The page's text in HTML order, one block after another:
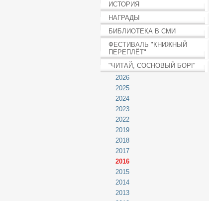
ИСТОРИЯ
НАГРАДЫ
БИБЛИОТЕКА В СМИ
ФЕСТИВАЛЬ "КНИЖНЫЙ
ПЕРЕПЛЁТ"
"ЧИТАЙ, СОСНОВЫЙ БОР!"
2026
2025
2024
2023
2022
2019
2018
2017
2016
2015
2014
2013